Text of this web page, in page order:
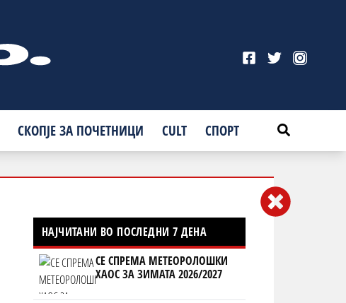
СКОПЈЕ ЗА ПОЧЕТНИЦИ CULT СПОРТ
НАЈЧИТАНИ ВО ПОСЛЕДНИ 7 ДЕНА
СЕ СПРЕМА МЕТЕОРОЛОШКИ
ХАОС ЗА ЗИМАТА 2026/2027